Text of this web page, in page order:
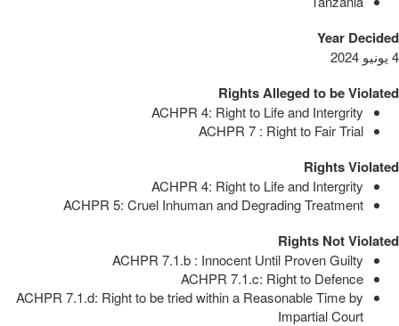
Year Decided
4 يونيو 2024
Rights Alleged to be Violated
ACHPR 4: Right to Life and Intergrity
ACHPR 7 : Right to Fair Trial
Rights Violated
ACHPR 4: Right to Life and Intergrity
ACHPR 5: Cruel Inhuman and Degrading Treatment
Rights Not Violated
ACHPR 7.1.b : Innocent Until Proven Guilty
ACHPR 7.1.c: Right to Defence
ACHPR 7.1.d: Right to be tried within a Reasonable Time by
Impartial Court